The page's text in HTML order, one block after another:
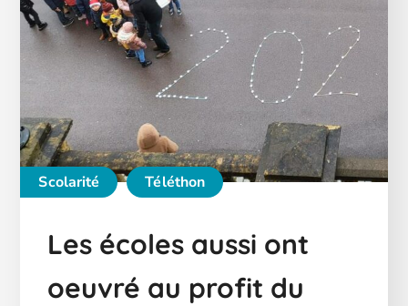
Scolarité Téléthon
Les écoles aussi ont
oeuvré au profit du